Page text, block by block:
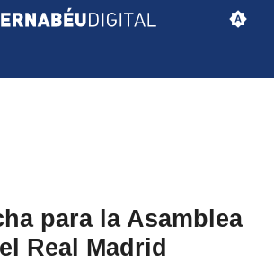
para la Asamblea
Real Madrid